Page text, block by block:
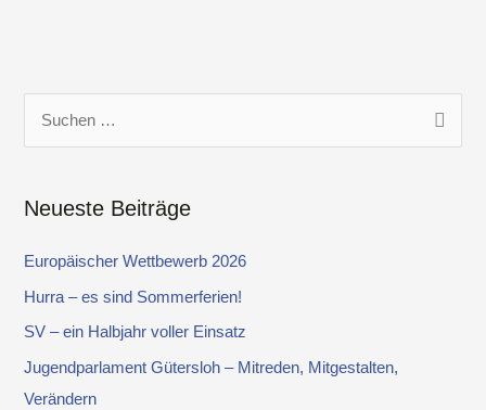
h
e
c
Neueste Beiträge
Europäischer Wettbewerb 2026
Hurra – es sind Sommerferien!
SV – ein Halbjahr voller Einsatz
Jugendparlament Gütersloh – Mitreden, Mitgestalten,
Verändern